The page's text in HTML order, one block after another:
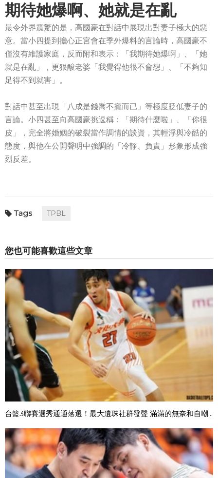
期待她爆啊、她就是在亂
最令外界震驚的是，高國豪在對話中展現出對妻子極大的惡
意。當小四提到擔心正宮會在季外爆料的言論時，高國豪不
僅沒有維護家庭，反而附和表示：「我期待她爆啊」、「她
就是在亂」，更狠酸老婆「我覺得他很不會想」、「不夠知
足得不到就害」。
對話中甚至出現「八成是錢喬不攏而已」等極度貶低妻子的
言論。小四甚至向高國豪挑逗稱：「期待什麼啦」、「你很
皮」，完全將婚姻的破裂當作調情的談資，其輕浮與冷酷的
態度，與他在公開聲明中強調的「冷靜、負責」形象形成強
烈反差。
TPBL
您也可能喜歡這些文章
台籃3聯賽選秀通通落選！最大遺珠社群發聲 滿滿的無奈和自嘲...